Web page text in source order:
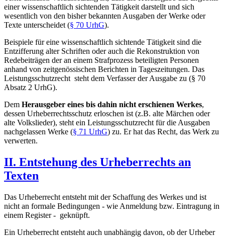
einer wissenschaftlich sichtenden Tätigkeit darstellt und sich
wesentlich von den bisher bekannten Ausgaben der Werke oder
Texte unterscheidet (§ 70 UrhG).
Beispiele für eine wissenschaftlich sichtende Tätigkeit sind die
Entzifferung alter Schriften oder auch die Rekonstruktion von
Redebeiträgen der an einem Strafprozess beteiligten Personen
anhand von zeitgenössischen Berichten in Tageszeitungen. Das
Leistungsschutzrecht steht dem Verfasser der Ausgabe zu (§ 70
Absatz 2 UrhG).
Dem Herausgeber eines bis dahin nicht erschienen Werkes,
dessen Urheberrechtsschutz erloschen ist (z.B. alte Märchen oder
alte Volkslieder), steht ein Leistungsschutzrecht für die Ausgaben
nachgelassen Werke (§ 71 UrhG) zu. Er hat das Recht, das Werk zu
verwerten.
II. Entstehung des Urheberrechts an
Texten
Das Urheberrecht entsteht mit der Schaffung des Werkes und ist
nicht an formale Bedingungen - wie Anmeldung bzw. Eintragung in
einem Register - geknüpft.
Ein Urheberrecht entsteht auch unabhängig davon, ob der Urheber